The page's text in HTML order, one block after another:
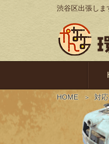
渋谷区出張しま
HOME 対